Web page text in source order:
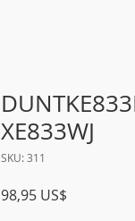
XE833WJ
SKU: 311
98,95 US$